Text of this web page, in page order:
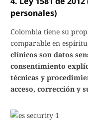
personales)
Colombia tiene su
comparable en espíritu
clínicos son datos
consentimiento
técnicas y
acceso, corrección y